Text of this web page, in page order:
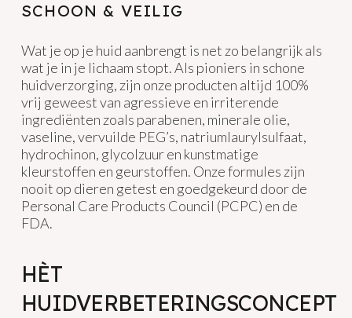
SCHOON & VEILIG
Wat je op je huid aanbrengt is net zo belangrijk als
wat je in je lichaam stopt. Als pioniers in schone
huidverzorging, zijn onze producten altijd 100%
vrij geweest van agressieve en irriterende
ingrediënten zoals parabenen, minerale olie,
vaseline, vervuilde PEG’s, natriumlaurylsulfaat,
hydrochinon, glycolzuur en kunstmatige
kleurstoffen en geurstoffen. Onze formules zijn
nooit op dieren getest en goedgekeurd door de
Personal Care Products Council (PCPC) en de
FDA.
HÈT
HUIDVERBETERINGSCONCEPT